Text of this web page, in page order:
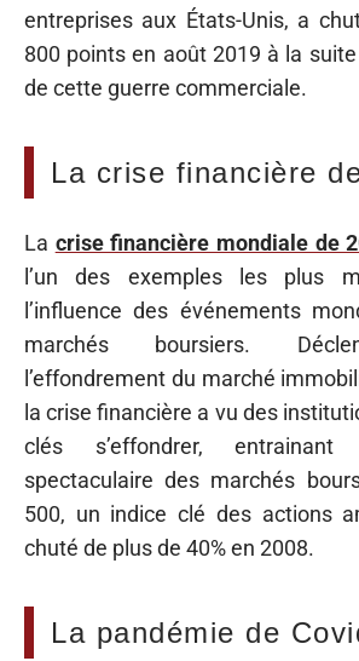
entreprises aux États-Unis, a
800 points en août 2019 à la suite
de cette guerre commerciale.
La crise financière
La crise financière mondiale de
l’un des exemples les plus
l’influence des événements
marchés boursiers.
l’effondrement du marché
la crise financière a vu des
clés s’effondrer,
spectaculaire des marchés
500, un indice clé des actions
chuté de plus de 40% en 2008.
La pandémie de